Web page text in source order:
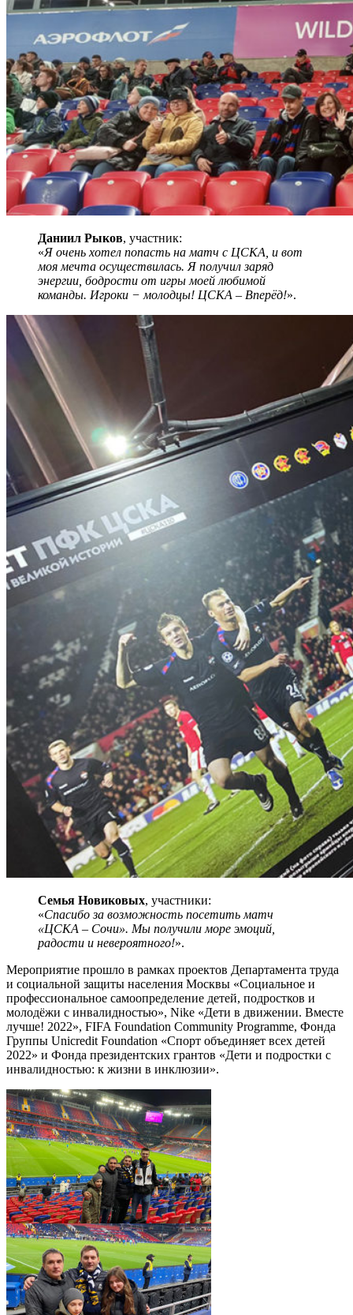
Даниил Рыков, участник:
«Я очень хотел попасть на матч с ЦСКА, и вот
моя мечта осуществилась. Я получил заряд
энергии, бодрости от игры моей любимой
команды. Игроки − молодцы! ЦСКА – Вперёд!».
Семья Новиковых, участники:
«Спасибо за возможность посетить матч
«ЦСКА – Сочи». Мы получили море эмоций,
радости и невероятного!».
Мероприятие прошло в рамках проектов Департамента труда
и социальной защиты населения Москвы «Социальное и
профессиональное самоопределение детей, подростков и
молодёжи с инвалидностью», Nike «Дети в движении. Вместе
лучше! 2022», FIFA Foundation Community Programme, Фонда
Группы Unicredit Foundation «Спорт объединяет всех детей
2022» и Фонда президентских грантов «Дети и подростки с
инвалидностью: к жизни в инклюзии».
pic05024_04